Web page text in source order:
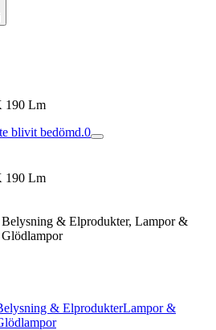
190 Lm
blivit bedömd.0
190 Lm
& Elprodukter, Lampor &
& ElprodukterLampor &